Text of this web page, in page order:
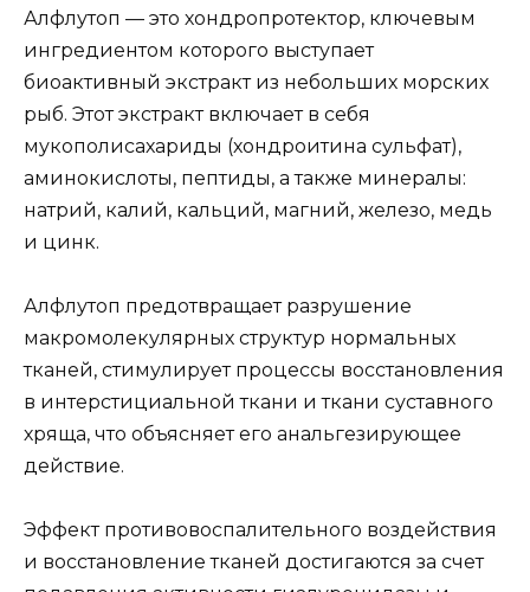
Алфлутоп — это хондропротектор, ключевым
ингредиентом которого выступает
биоактивный экстракт из небольших морских
рыб. Этот экстракт включает в себя
мукополисахариды (хондроитина сульфат),
аминокислоты, пептиды, а также минералы:
натрий, калий, кальций, магний, железо, медь
и цинк.
Алфлутоп предотвращает разрушение
макромолекулярных структур нормальных
тканей, стимулирует процессы восстановления
в интерстициальной ткани и ткани суставного
хряща, что объясняет его анальгезирующее
действие.
Эффект противовоспалительного воздействия
и восстановление тканей достигаются за счет